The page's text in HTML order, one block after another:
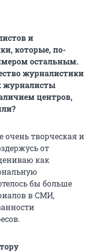
и
которые, по-
остальным.
журналистики
журналисты
центров,
творческая и
от
как
бы больше
в СМИ,